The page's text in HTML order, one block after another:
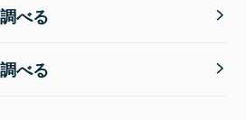
べる
べる